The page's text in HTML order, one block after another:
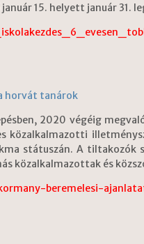
15. helyett január 31.
horvát tanárok
2020 végéig
státuszán. A
közalkalmazottak és
beremelesi-